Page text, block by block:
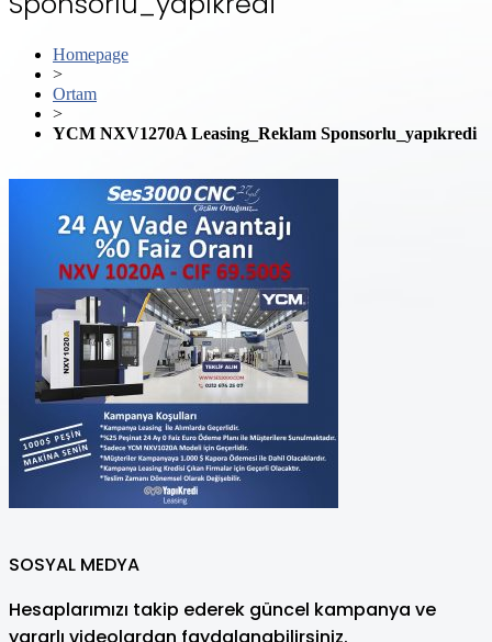
Homepage
>
Ortam
>
YCM NXV1270A Leasing_Reklam Sponsorlu_yapıkredi
SOSYAL MEDYA
Hesaplarımızı takip ederek güncel kampanya ve
yararlı videolardan faydalanabilirsiniz.